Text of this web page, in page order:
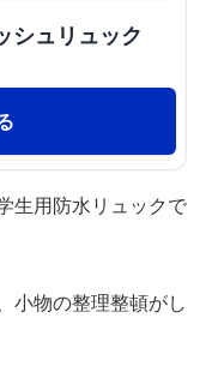
シュリュック
生用防水リュックで
小物の整理整頓がし